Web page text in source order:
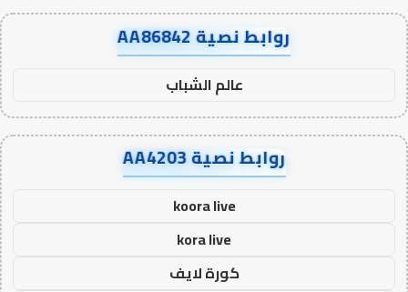
روابط نصية AA86842
عالم الشباب
روابط نصية AA4203
koora live
kora live
كورة لايف